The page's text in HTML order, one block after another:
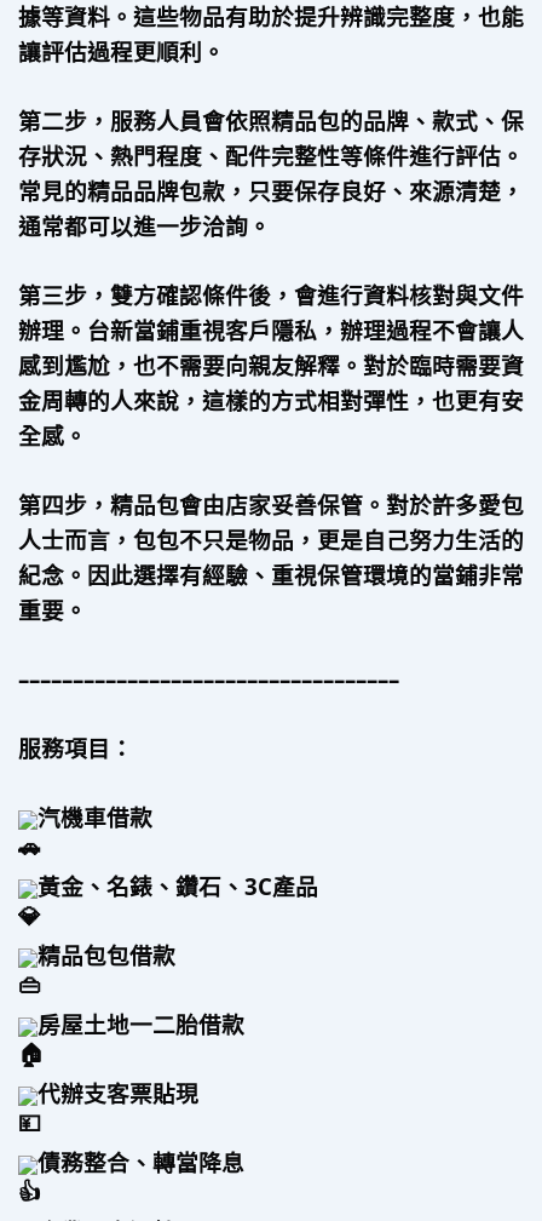
據等資料。這些物品有助於提升辨識完整度，也能
讓評估過程更順利。
第二步，服務人員會依照精品包的品牌、款式、保
存狀況、熱門程度、配件完整性等條件進行評估。
常見的精品品牌包款，只要保存良好、來源清楚，
通常都可以進一步洽詢。
第三步，雙方確認條件後，會進行資料核對與文件
辦理。台新當鋪重視客戶隱私，辦理過程不會讓人
感到尷尬，也不需要向親友解釋。對於臨時需要資
金周轉的人來說，這樣的方式相對彈性，也更有安
全感。
第四步，精品包會由店家妥善保管。對於許多愛包
人士而言，包包不只是物品，更是自己努力生活的
紀念。因此選擇有經驗、重視保管環境的當鋪非常
重要。
–––––––––––––––––––––––––––––––––––
服務項目：
汽機車借款
黃金、名錶、鑽石、3C產品
精品包包借款
房屋土地一二胎借款
代辦支客票貼現
債務整合、轉當降息